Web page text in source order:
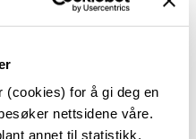
(cookies) for å gi deg en
nettsidene våre.
annet til statistikk,
tett dialog med Bane
for å sikre god